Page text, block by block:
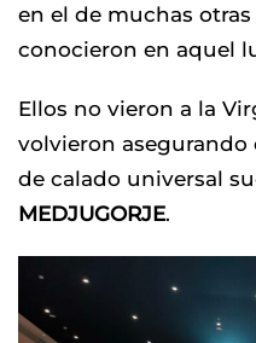
en el de muchas
conocieron en aquel
Ellos no vieron a la
volvieron
de calado universal
MEDJUGORJE.